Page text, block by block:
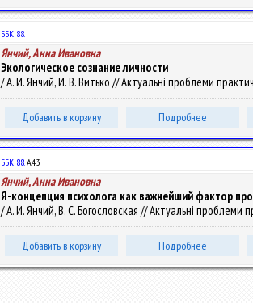
ББК 88.
Янчий, Анна Ивановна
Экологическое сознание личности
/ А. И. Янчий, И. В. Витько // Актуальні проблеми
Добавить в корзину Подробнее
ББК 88.А43
Янчий, Анна Ивановна
Я-концепция психолога как важнейший фактор
/ А. И. Янчий, В. С. Богословская // Актуальні проблеми
Добавить в корзину Подробнее